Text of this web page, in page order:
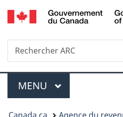
à
à
Recherche
Rechercher
ARC
Menu
MENU PRINCIPAL
Vous